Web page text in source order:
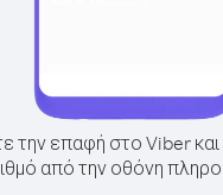
την επαφή στο Viber
από την οθόνη